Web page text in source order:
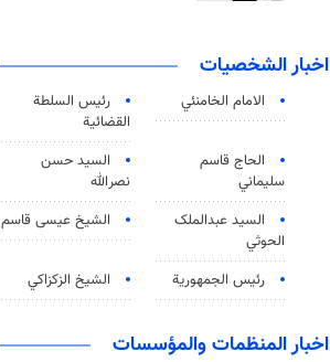
اخبار الشخصيات
الامام الخامنئي
رئیس السلطة
القضائیة
الحاج قاسم
سليماني
السيد حسن
نصرالله
السید عبدالملک
الحوثي
الشيخ عيسى قاسم
رئيس الجمهورية الشيخ الزكزاكي
اخبار المنظمات والمؤسسات